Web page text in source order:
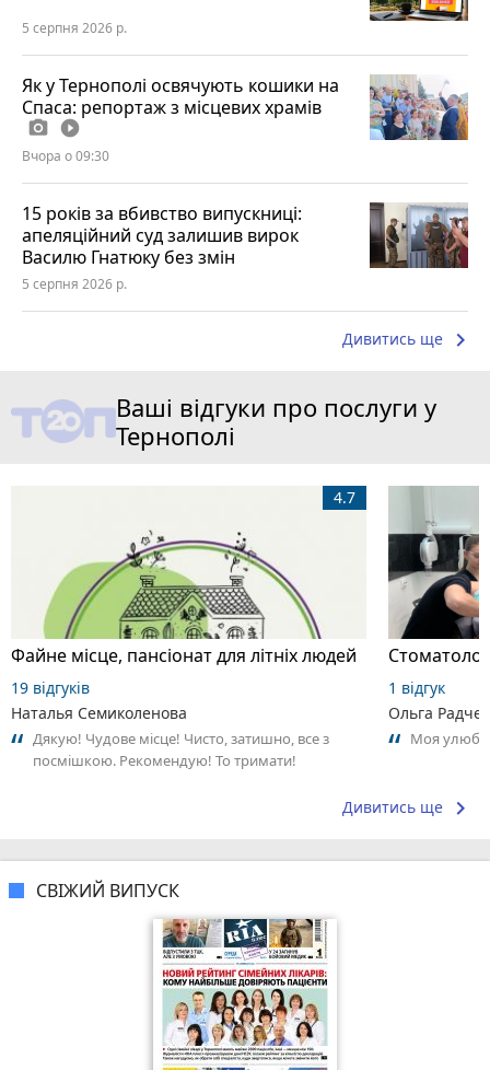
5 серпня 2026 р.
Як у Тернополі освячують кошики на
Спаса: репортаж з місцевих храмів
photo_camera play_circle_filled
Вчора о 09:30
15 років за вбивство випускниці:
апеляційний суд залишив вирок
Василю Гнатюку без змін
5 серпня 2026 р.
Дивитись ще keyboard_arrow_right
Ваші відгуки про послуги у
Тернополі
Файне місце, пансіонат для літніх людей
4.7
19 відгуків
Наталья Семиколенова
Дякую! Чудове місце! Чисто, затишно, все з
посмішкою. Рекомендую! То тримати!
1 відгук
Ольга
Моя
Дивитись ще keyboard_arrow_right
СВІЖИЙ ВИПУСК